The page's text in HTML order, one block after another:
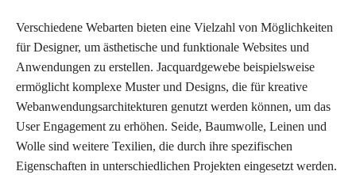
Verschiedene Webarten bieten eine Vielzahl von Möglichkeiten
für Designer, um ästhetische und funktionale Websites und
Anwendungen zu erstellen. Jacquardgewebe beispielsweise
ermöglicht komplexe Muster und Designs, die für kreative
Webanwendungsarchitekturen genutzt werden können, um das
User Engagement zu erhöhen. Seide, Baumwolle, Leinen und
Wolle sind weitere Texilien, die durch ihre spezifischen
Eigenschaften in unterschiedlichen Projekten eingesetzt werden.